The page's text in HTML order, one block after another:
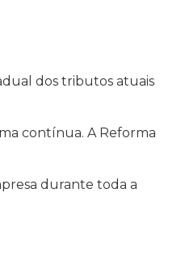
dos tributos atuais
contínua. A Reforma
durante toda a